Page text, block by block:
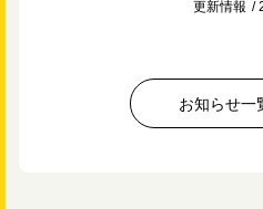
更新情報
お知らせ一